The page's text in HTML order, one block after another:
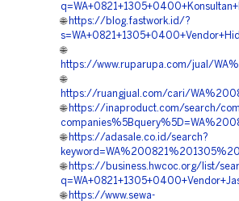
🌐 https://blog.fastwork.id/?
🌐
https://www.ruparupa.com/jual/
🌐
https://ruangjual.com/cari/
🌐 https://inaproduct.com/search/
🌐 https://adasale.co.id/search?
🌐 https://business.hwcoc.org/list/
🌐 https://www.sewa-